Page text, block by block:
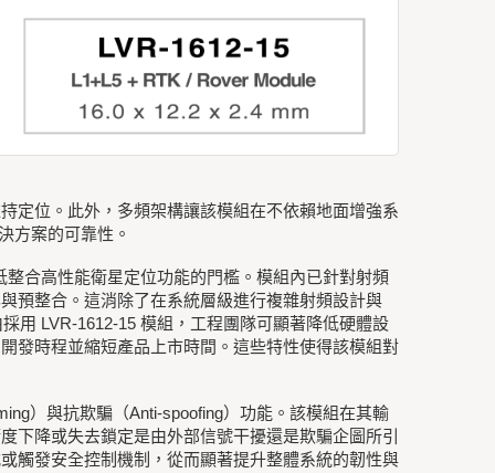
定位。此外，多頻架構讓該模組在不依賴地面增強系
方案的可靠性。
合高性能衛星定位功能的門檻。模組內已針對射頻
預整合。這消除了在系統層級進行複雜射頻設計與
用 LVR-1612-15 模組，工程團隊可顯著降低硬體設
發時程並縮短產品上市時間。這些特性使得該模組對
）與抗欺騙（Anti-spoofing）功能。該模組在其輸
下降或失去鎖定是由外部信號干擾還是欺騙企圖所引
觸發安全控制機制，從而顯著提升整體系統的韌性與